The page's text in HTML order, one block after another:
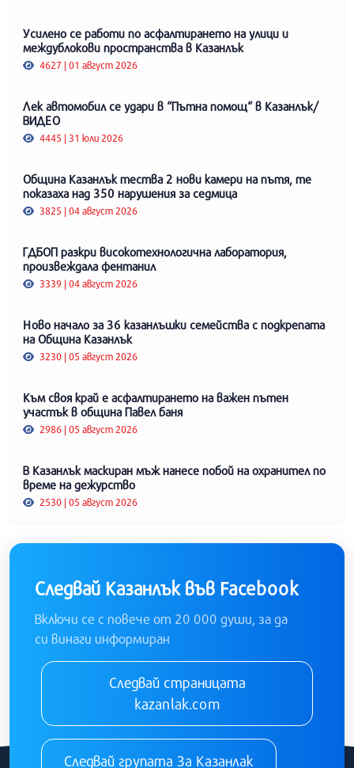
Усилено се работи по асфалтирането на улици и
междублокови пространства в Казанлък
4627 | 01 август 2026
Лек автомобил се удари в “Пътна помощ“ в Казанлък/
ВИДЕО
4445 | 31 юли 2026
Община Казанлък тества 2 нови камери на пътя, те
показаха над 350 нарушения за седмица
3825 | 04 август 2026
ГДБОП разкри високотехнологична лаборатория,
произвеждала фентанил
3339 | 04 август 2026
Ново начало за 36 казанлъшки семейства с подкрепата
на Община Казанлък
3230 | 05 август 2026
Към своя край е асфалтирането на важен пътен
участък в община Павел баня
2986 | 05 август 2026
В Казанлък маскиран мъж нанесе побой на охранител по
време на дежурство
2530 | 05 август 2026
Следвай Казанлък във Facebook
Включи се с повече от 20 000 души, за да
си винаги информиран
Следвай страницата
kazanlak.com
Следвай групата За Казанлак